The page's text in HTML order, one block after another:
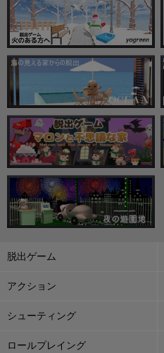
脱出ゲーム
アクション
シューティング
ロールプレイング